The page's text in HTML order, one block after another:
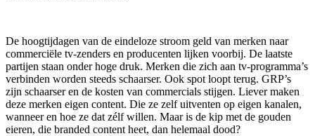
De hoogtijdagen van de eindeloze stroom geld van merken naar
commerciële tv-zenders en producenten lijken voorbij. De laatste
partijen staan onder hoge druk. Merken die zich aan tv-programma’s
verbinden worden steeds schaarser. Ook spot loopt terug. GRP’s
zijn schaarser en de kosten van commercials stijgen. Liever maken
deze merken eigen content. Die ze zelf uitventen op eigen kanalen,
wanneer en hoe ze dat zélf willen. Maar is de kip met de gouden
eieren, die branded content heet, dan helemaal dood?